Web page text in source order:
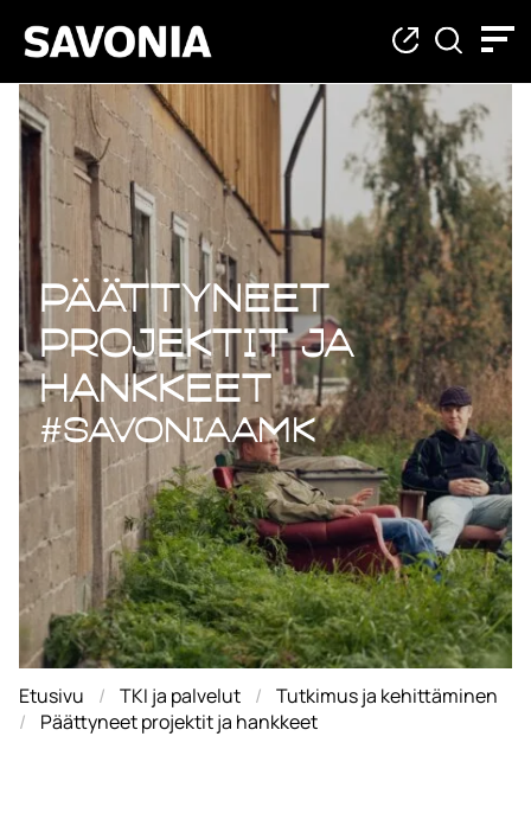
Päättyneet
Päättyneet
projektit ja
hankkeet
#savoniaAMK
Etusivu TKI ja palvelut
Tutkimus ja kehittäminen
Päättyneet projektit ja hankkeet